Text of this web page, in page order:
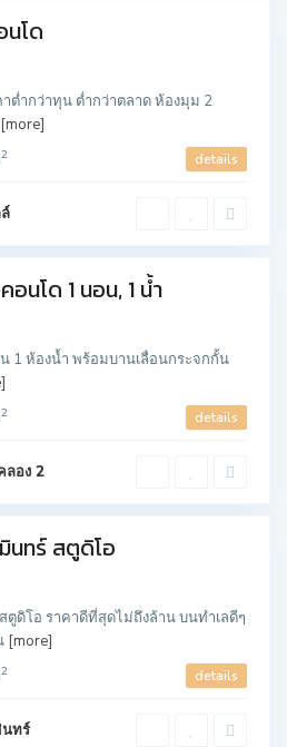
โด
ต่ำกว่าทุน ต่ำกว่าตลาด ห้องมุม 2
[more]
2 details
นโด 1 นอน, 1 น้ำ
1 ห้องน้ำ พร้อมบานเลื่อนกระจกกั้น
2 details
ลอง 2
นทร์ สตูดิโอ
ดิโอ ราคาดีที่สุดไม่ถึงล้าน บนทำเลดีๆ
[more]
2 details
นทร์